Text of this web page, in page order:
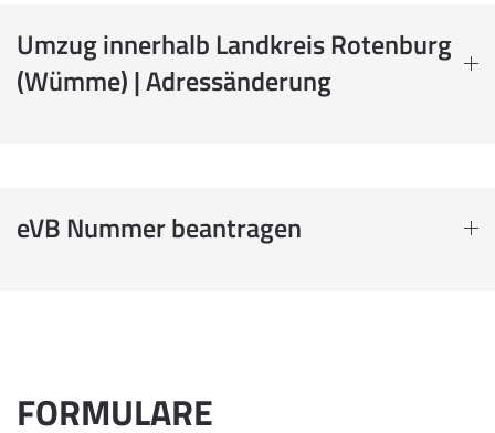
Umzug innerhalb Landkreis Rotenburg
(Wümme) | Adressänderung
eVB Nummer beantragen
FORMULARE